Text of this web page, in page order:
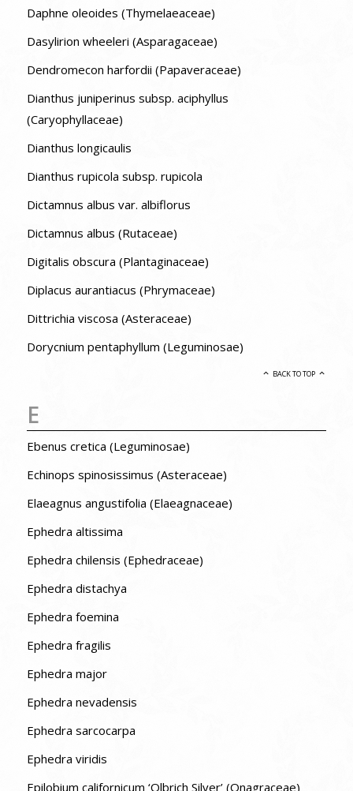
Daphne oleoides (Thymelaeaceae)
Dasylirion wheeleri (Asparagaceae)
Dendromecon harfordii (Papaveraceae)
Dianthus juniperinus subsp. aciphyllus
(Caryophyllaceae)
Dianthus longicaulis
Dianthus rupicola subsp. rupicola
Dictamnus albus var. albiflorus
Dictamnus albus (Rutaceae)
Digitalis obscura (Plantaginaceae)
Diplacus aurantiacus (Phrymaceae)
Dittrichia viscosa (Asteraceae)
Dorycnium pentaphyllum (Leguminosae)
BACK TO TOP
E
Ebenus cretica (Leguminosae)
Echinops spinosissimus (Asteraceae)
Elaeagnus angustifolia (Elaeagnaceae)
Ephedra altissima
Ephedra chilensis (Ephedraceae)
Ephedra distachya
Ephedra foemina
Ephedra fragilis
Ephedra major
Ephedra nevadensis
Ephedra sarcocarpa
Ephedra viridis
Epilobium californicum ‘Olbrich Silver’ (Onagraceae)